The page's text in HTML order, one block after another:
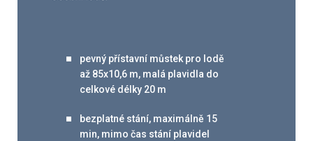
pevný přístavní můstek pro lodě
až 85x10,6 m, malá plavidla do
celkové délky 20 m
bezplatné stání, maximálně 15
min, mimo čas stání plavidel